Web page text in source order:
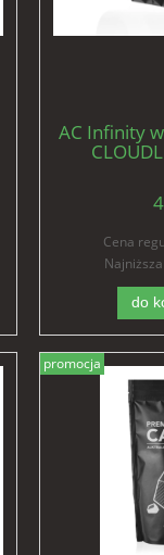
AC Infinity
Cena
do
promocja